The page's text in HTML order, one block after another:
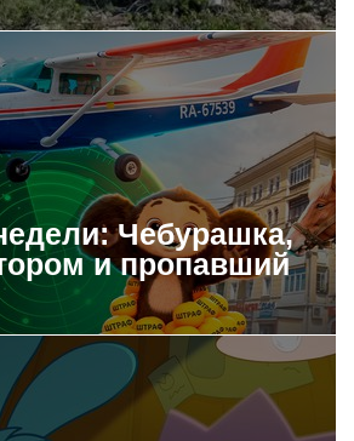
Чебурашка,
и пропавший